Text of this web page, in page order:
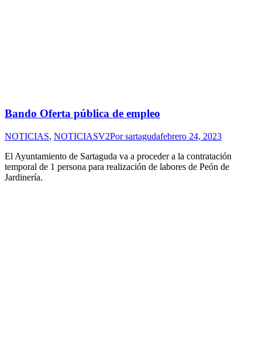
Bando Oferta pública de empleo
NOTICIAS, NOTICIASV2Porsartagudafebrero 24, 2023
El Ayuntamiento de Sartaguda va a proceder a la contratación
temporal de 1 persona para realización de labores de Peón de
Jardinería.